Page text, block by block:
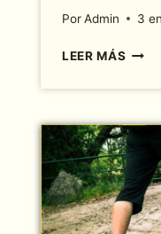
PorAdmin 3
LEER MÁS
DI
CON